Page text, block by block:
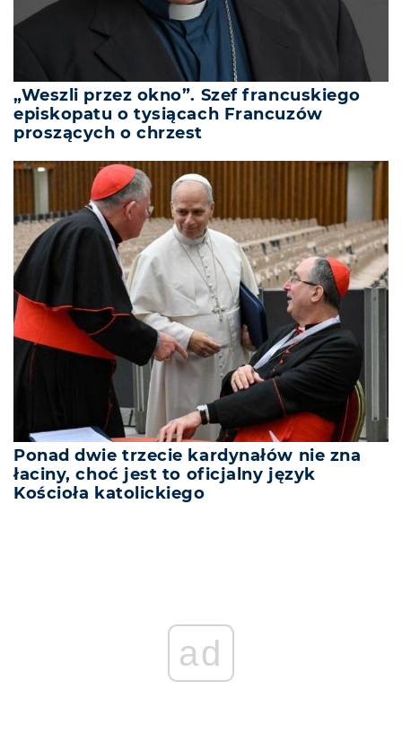
„Weszli przez okno”. Szef francuskiego
episkopatu o tysiącach Francuzów
proszących o chrzest
Ponad dwie trzecie kardynałów nie zna
łaciny, choć jest to oficjalny język
Kościoła katolickiego
ad